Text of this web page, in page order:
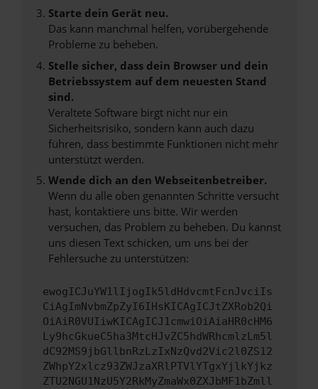
Starte dein Gerät neu.
Das kann manchmal helfen, vorübergehende
Probleme zu beheben.
Stelle sicher, dass dein Browser und dein
Betriebssystem auf dem neuesten Stand
sind.
Veraltete Software birgt nicht nur ein
Sicherheitsrisiko, sondern kann auch dazu
führen, dass bestimmte Funktionen nicht mehr
unterstützt werden.
Wende dich an den Webseitenbetreiber.
Wenn du alle oben genannten Schritte versucht
hast, kontaktiere uns bitte. Wir werden
versuchen, das Problem zu beheben. Du kannst
uns diesen Text schicken, um uns bei der
Fehlersuche zu unterstützen:
ewogICJuYW1lIjogIk5ldHdvcmtFcnJvciIs
CiAgImNvbmZpZyI6IHsKICAgICJtZXRob2Qi
OiAiR0VUIiwKICAgICJ1cmwiOiAiaHR0cHM6
Ly9hcGkueC5ha3MtcHJvZC5hdWRhcmlzLm5l
dC92MS9jbGllbnRzLzIxNzQvd2Vic2l0ZS12
ZWhpY2xlcz93ZWJzaXRlPTVlYTgxYjlkYjkz
ZTU2NGU1NzU5Y2RkMyZmaWx0ZXJbMF1bZmll